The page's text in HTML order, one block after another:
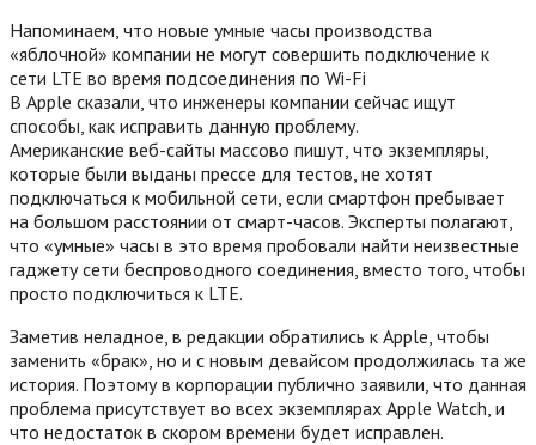
Напоминаем, что новые умные часы производства
«яблочной» компании не могут совершить подключение к
сети LTE во время подсоединения по Wi-Fi
В Apple сказали, что инженеры компании сейчас ищут
способы, как исправить данную проблему.
Американские веб-сайты массово пишут, что экземпляры,
которые были выданы прессе для тестов, не хотят
подключаться к мобильной сети, если смартфон пребывает
на большом расстоянии от смарт-часов. Эксперты полагают,
что «умные» часы в это время пробовали найти неизвестные
гаджету сети беспроводного соединения, вместо того, чтобы
просто подключиться к LTE.
Заметив неладное, в редакции обратились к Apple, чтобы
заменить «брак», но и с новым девайсом продолжилась та же
история. Поэтому в корпорации публично заявили, что данная
проблема присутствует во всех экземплярах Apple Watch, и
что недостаток в скором времени будет исправлен.